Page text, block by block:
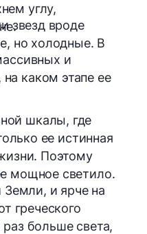
углу,
звезд вроде
но холодные. В
и
каком этапе ее
шкалы, где
ее истинная
Поэтому
мощное светило.
Земли, и ярче на
греческого
больше света,